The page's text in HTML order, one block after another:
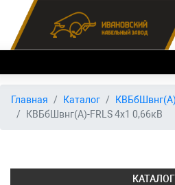
Главная
Склад
Главная Каталог
КВБбШвнг(А)-FRLS 4х1 0,66кВ
КАТАЛОГ